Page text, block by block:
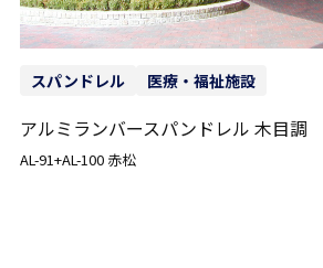
スパンドレル 医療・福祉施設
アルミランバースパンドレル 木目調
AL-91+AL-100 赤松